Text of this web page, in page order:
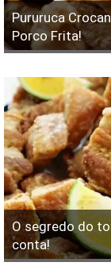
Pururuca
Porco Frita!
O segredo do
conta!